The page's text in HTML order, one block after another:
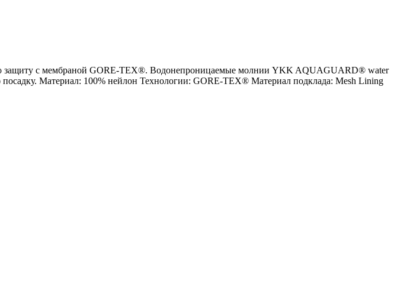
защиту с мембраной GORE-TEX®. Водонепроницаемые молнии YKK AQUAGUARD® water
посадку. Материал: 100% нейлон Технологии: GORE-TEX® Материал подклада: Mesh Lining